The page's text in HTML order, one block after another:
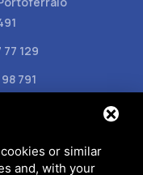
129
791
or similar
and, with your